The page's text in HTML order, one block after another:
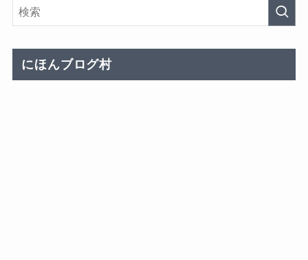
にほんブログ村